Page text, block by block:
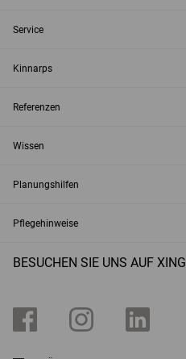
Service
Kinnarps
Referenzen
Wissen
Planungshilfen
Pflegehinweise
BESUCHEN SIE UNS AUF XING